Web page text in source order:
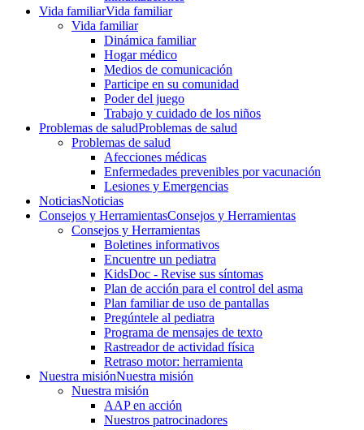
Vida familiarVida familiar
Vida familiar
Dinámica familiar
Hogar médico
Medios de comunicación
Participe en su comunidad
Poder del juego
Trabajo y cuidado de los niños
Problemas de saludProblemas de salud
Problemas de salud
Afecciones médicas
Enfermedades prevenibles por vacunación
Lesiones y Emergencias
NoticiasNoticias
Consejos y HerramientasConsejos y Herramientas
Consejos y Herramientas
Boletines informativos
Encuentre un pediatra
KidsDoc - Revise sus síntomas
Plan de acción para el control del asma
Plan familiar de uso de pantallas
Pregúntele al pediatra
Programa de mensajes de texto
Rastre​​ador de activida​d física
Retraso motor: herramienta
Nuestra misiónNuestra misión
Nuestra misión
AAP en acción
Nuestros patrocinadores